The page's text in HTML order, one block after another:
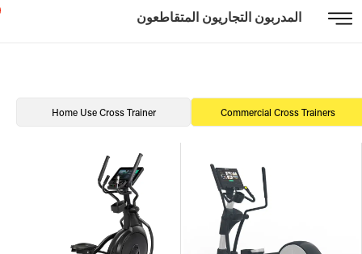
المدربون التجاريون المتقاطعون
Commercial Cross Trainers
Home Use Cross Trainer